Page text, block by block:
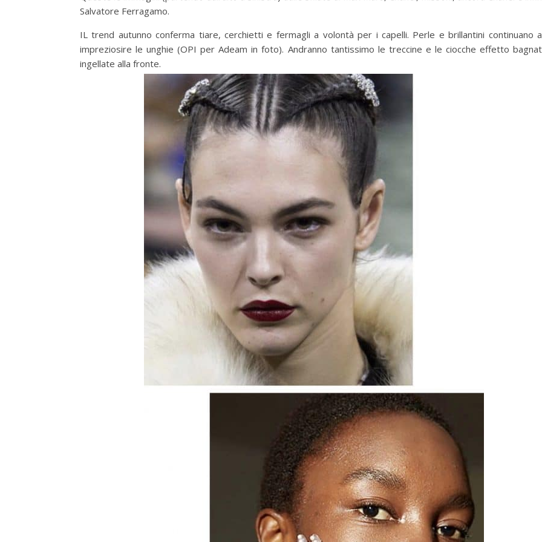
Salvatore Ferragamo.
IL trend autunno conferma tiare, cerchietti e fermagli a volontà per i capelli. Perle e brillantini continuano
impreziosire le unghie (OPI per Adeam in foto). Andranno tantissimo le treccine e le ciocche effetto
ingellate alla fronte.